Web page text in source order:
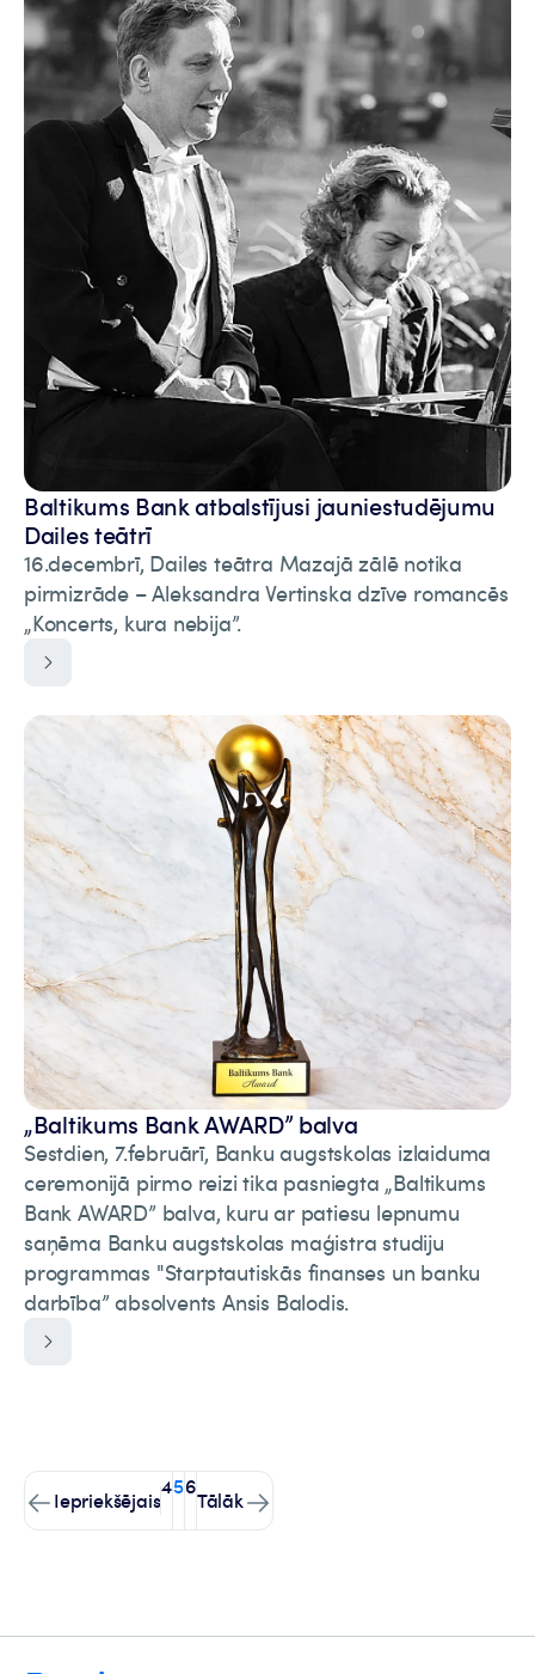
Baltikums Bank atbalstījusi jauniestudējumu
Dailes teātrī
16.decembrī, Dailes teātra Mazajā zālē notika
pirmizrāde – Aleksandra Vertinska dzīve romancēs
„Koncerts, kura nebija”.
„Baltikums Bank AWARD” balva
Sestdien, 7.februārī, Banku augstskolas izlaiduma
ceremonijā pirmo reizi tika pasniegta „Baltikums
Bank AWARD” balva, kuru ar patiesu lepnumu
saņēma Banku augstskolas maģistra studiju
programmas "Starptautiskās finanses un banku
darbība” absolvents Ansis Balodis.
Iepriekšējais
456
Tālāk